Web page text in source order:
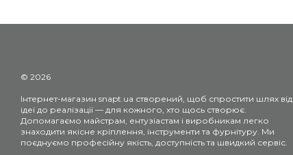
© 2026
Інтернет-магазин snapt.ua створений, щоб спростити шлях від
ідеї до реалізації — для кожного, хто щось створює.
Допомагаємо майстрам, ентузіастам і виробникам легко
знаходити якісне кріплення, інструменти та фурнітуру. Ми
поєднуємо професійну якість, доступність та швидкий сервіс.